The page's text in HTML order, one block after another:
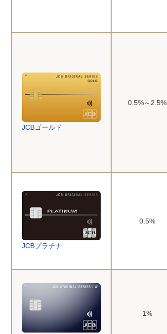
JCBゴールド
0.5%～2.5%
JCBプラチナ
0.5%
1%